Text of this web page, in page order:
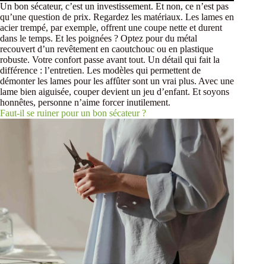
Un bon sécateur, c’est un investissement. Et non, ce n’est pas
qu’une question de prix. Regardez les matériaux. Les lames en
acier trempé, par exemple, offrent une coupe nette et durent
dans le temps. Et les poignées ? Optez pour du métal
recouvert d’un revêtement en caoutchouc ou en plastique
robuste. Votre confort passe avant tout. Un détail qui fait la
différence : l’entretien. Les modèles qui permettent de
démonter les lames pour les affûter sont un vrai plus. Avec une
lame bien aiguisée, couper devient un jeu d’enfant. Et soyons
honnêtes, personne n’aime forcer inutilement.
Faut-il se ruiner pour un bon sécateur ?